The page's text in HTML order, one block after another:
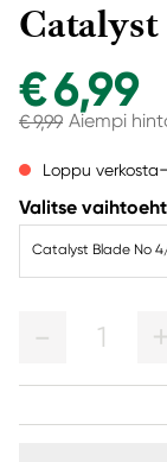
€ 6,99
€ 9,99 Aiempi
Loppu verkosta
Valitse
Catalyst Blade No
1